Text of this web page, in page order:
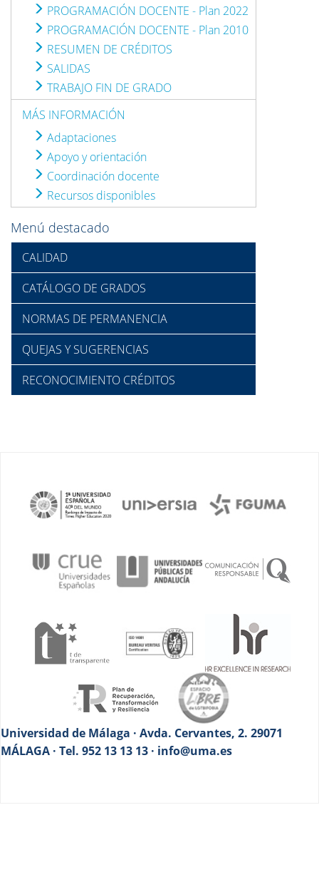
PROGRAMACIÓN DOCENTE - Plan 2022
PROGRAMACIÓN DOCENTE - Plan 2010
RESUMEN DE CRÉDITOS
SALIDAS
TRABAJO FIN DE GRADO
MÁS INFORMACIÓN
Adaptaciones
Apoyo y orientación
Coordinación docente
Recursos disponibles
Menú destacado
CALIDAD
CATÁLOGO DE GRADOS
NORMAS DE PERMANENCIA
QUEJAS Y SUGERENCIAS
RECONOCIMIENTO CRÉDITOS
Universidad de Málaga · Avda. Cervantes, 2. 29071
MÁLAGA · Tel. 952 13 13 13 · info@uma.es